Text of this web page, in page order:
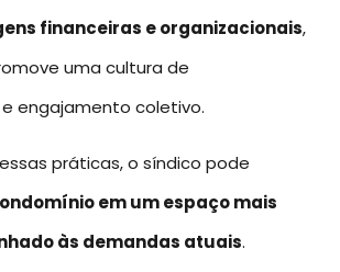
financeiras e organizacionais,
uma cultura de
engajamento coletivo.
práticas, o síndico pode
em um espaço mais
às demandas atuais.